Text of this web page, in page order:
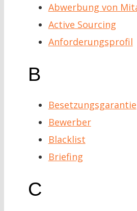
Abwerbung von
Active Sourcing
Anforderungsprofil
B
Besetzungsgarantie
Bewerber
Blacklist
Briefing
C